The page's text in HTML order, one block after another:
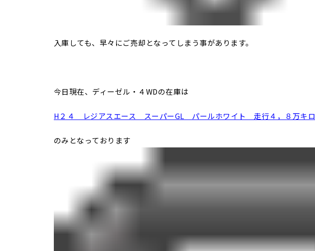
入庫しても、早々にご売却となってしまう事があります。
今日現在、ディーゼル・４WDの在庫は
H２４ レジアスエース スーパーGL パールホワイト 走行４，８万キロ
のみとなっております